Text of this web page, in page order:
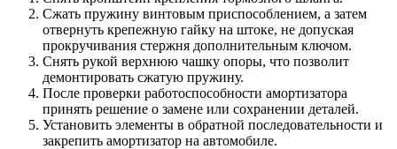
Сжать пружину винтовым приспособлением, а затем
отвернуть крепежную гайку на штоке, не допуская
прокручивания стержня дополнительным ключом.
Снять рукой верхнюю чашку опоры, что позволит
демонтировать сжатую пружину.
После проверки работоспособности амортизатора
принять решение о замене или сохранении деталей.
Установить элементы в обратной последовательности и
закрепить амортизатор на автомобиле.